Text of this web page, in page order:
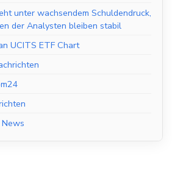
unter wachsendem Schuldendruck,
der Analysten bleiben stabil
UCITS ETF Chart